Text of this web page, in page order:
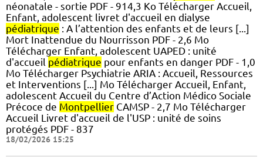
néonatale - sortie PDF - 914,3 Ko Télécharger Accueil,
Enfant, adolescent livret d'accueil en dialyse
pédiatrique : A l’attention des enfants et de leurs [...]
Mort Inattendue du Nourrisson PDF - 2,6 Mo
Télécharger Enfant, adolescent UAPED : unité
d'accueil pédiatrique pour enfants en danger PDF - 1,0
Mo Télécharger Psychiatrie ARIA : Accueil, Ressources
et Interventions [...] Mo Télécharger Accueil, Enfant,
adolescent Accueil du Centre d’Action Médico Sociale
Précoce de Montpellier CAMSP - 2,7 Mo Télécharger
Accueil Livret d'accueil de l'USP : unité de soins
protégés PDF - 837
18/02/2026 15:25